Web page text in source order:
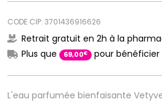
L'eau parfumée bienfaisante
CODE CIP: 3701436916626
Retrait gratuit en 2h à la
Plus que
69,00€ pour bénéficier